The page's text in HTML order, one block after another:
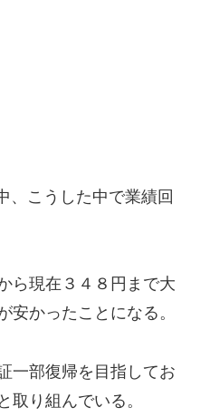
、こうした中で業績回
ら現在３４８円まで大
かったことになる。
一部復帰を目指してお
取り組んでいる。